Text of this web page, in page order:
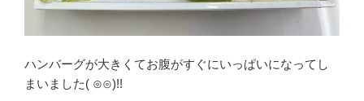
ハンバーグが大きくてお腹がすぐにいっぱいになってし
まいました( ⊙⊙)!!